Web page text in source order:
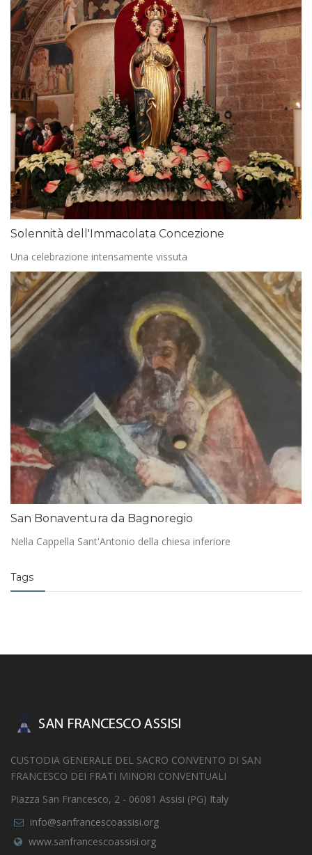
Solennità dell'Immacolata Concezione
Una celebrazione intensamente vissuta
San Bonaventura da Bagnoregio
Nella Cappella Sant'Antonio della chiesa inferiore
Tags
CUSTODIA GENERALE DEL SACRO CONVENTO DI SAN
FRANCESCO DEI FRATI MINORI CONVENTUALI
Piazza San Francesco, 2 - 06081 Assisi (PG) Italy
info@sanfrancescoassisi.org
www.sanfrancescoassisi.org